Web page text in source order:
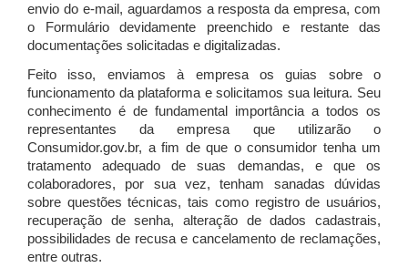
envio do e-mail, aguardamos a resposta da empresa, com
o Formulário devidamente preenchido e restante das
documentações solicitadas e digitalizadas.
Feito isso, enviamos à empresa os guias sobre o
funcionamento da plataforma e solicitamos sua leitura. Seu
conhecimento é de fundamental importância a todos os
representantes da empresa que utilizarão o
Consumidor.gov.br, a fim de que o consumidor tenha um
tratamento adequado de suas demandas, e que os
colaboradores, por sua vez, tenham sanadas dúvidas
sobre questões técnicas, tais como registro de usuários,
recuperação de senha, alteração de dados cadastrais,
possibilidades de recusa e cancelamento de reclamações,
entre outras.